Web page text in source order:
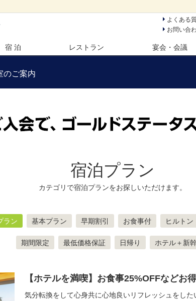
よくある
お問い合
宿 泊 レストラン 宴会・会議
のご案内
宿泊プラン
カテゴリで宿泊プランをお探しいただけます。
ラン 基本プラン 早期割引 お食事付 ヒルトン
期間限定 最低価格保証 日帰り ホテル＋新
【ホテルを満喫】お食事25%OFFなどお
気分転換をして心身共に心地良いリフレッシュをした